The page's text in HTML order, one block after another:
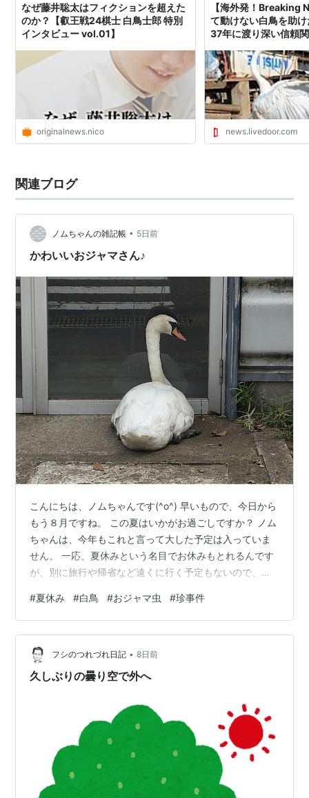
なぜ藤井聡太はフィクションを超えた
のか？【叡王戦24棋士 白鳥士郎 特別
インタビュー vol.01】
originalnews.nico
【海外発！Breaking
て動けない白鳥を助
37年に渡り深い信頼
news.livedoor.com
関連ブログ
ノムちゃんの雑記帳 • 5日前
かわいいおジャマさん♪
こんにちは、ノムちゃんです(^o^) 早いもので、今日から
もう８月ですね。 この夏はいかがお過ごしですか？ ノム
ちゃんは、今年もこれと言って大した予定は入っていま
せん。 一応、夏休みという名目でお休みもとれるんです
が、別に旅行や帰省など遠くに行く予定もないので、今
定もないのにあまり長期の連休にすると、どうにもダレ
てしまい、休み明けに仕事の感覚を取り戻すのが大変で
すから(笑) まぁ、そういうお休みを利用して、普段はな
かなかできない読書や資格試験の勉強でもやりたいなぁ
とは思っています。 最近、仕事から帰ると気持ちが疲れ
#夏休み #白鳥 #おジャマ虫 #珍事件
フシのつれづれ日記 • 8日前
久しぶりの曇り空で外へ